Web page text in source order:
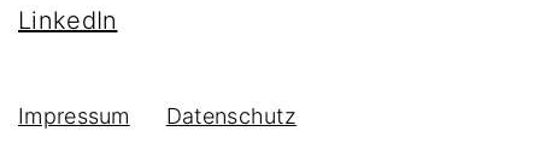
LinkedIn
Impressum Datenschutz